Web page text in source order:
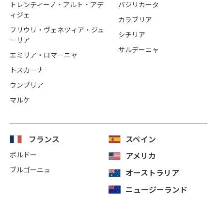
トレンティーノ・アルト・アデ
ィジェ
フリウリ・ヴェネツィア・ジュ
ーリア
エミリア・ロマーニャ
トスカーナ
ウンブリア
マルケ
バジリカータ
カラブリア
シチリア
サルデーニャ
フランス
ボルドー
ブルゴーニュ
スペイン
アメリカ
オーストラリア
ニュージーランド